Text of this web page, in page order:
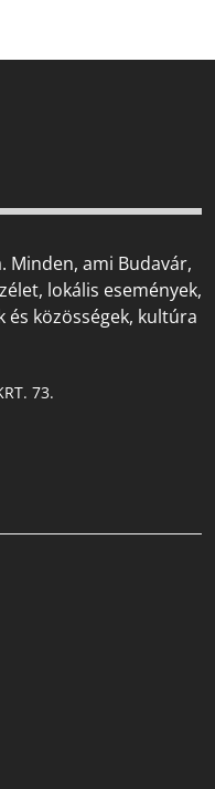
Minden, ami Budavár,
lokális események,
és közösségek, kultúra
73.